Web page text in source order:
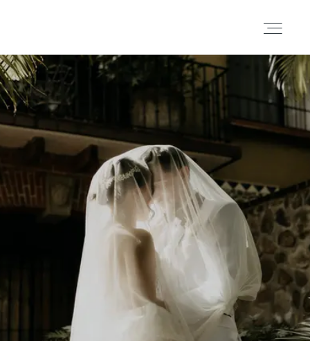
Portafolio
Historias
Cortometrajes
Acerca
Blog